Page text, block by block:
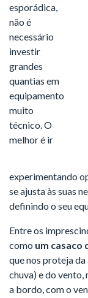
esporádica,
não é
necessário
investir
grandes
quantias em
equipamento
muito
técnico. O
melhor é ir
experimentando
se ajusta às suas
definindo o seu
Entre os
como um casaco
que nos proteja
chuva) e do vento,
a bordo, com o